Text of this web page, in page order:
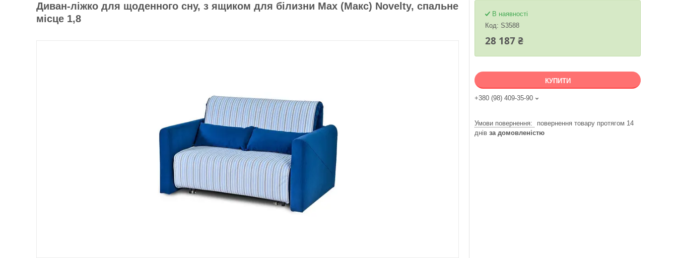
Диван-ліжко для щоденного сну, з ящиком для білизни Max (Макс) Novelty, спальне
місце 1,8
В наявності
Код: S3588
28 187 ₴
КУПИТИ
+380 (98) 409-35-90
повернення товару протягом 14
днів за домовленістю